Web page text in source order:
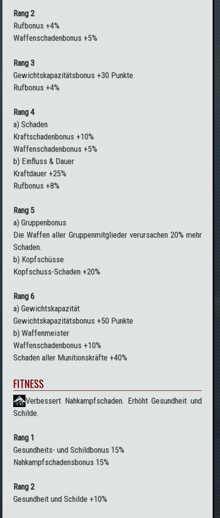
Rang 2
Rufbonus +4%
Waffenschadenbonus +5%
Rang 3
Gewichtskapazitätsbonus +30 Punkte.
Rufbonus +4%
Rang 4
a) Schaden
Kraftschadenbonus +10%
Waffenschadenbonus +5%
b) Einfluss & Dauer
Kraftdauer +25%
Rufbonus +8%
Rang 5
a) Gruppenbonus
Die Waffen aller Gruppenmitglieder verursachen 20% mehr
Schaden.
b) Kopfschüsse
Kopfschuss-Schaden +20%
Rang 6
a) Gewichtskapazität
Gewichtskapazitätsbonus +50 Punkte
b) Waffenmeister
Waffenschadenbonus +10%
Schaden aller Munitionskräfte +40%
FITNESS
Verbessert Nahkampfschaden. Erhöht Gesundheit und
Schilde.
Rang 1
Gesundheits- und Schildbonus 15%
Nahkampfschadensbonus 15%
Rang 2
Gesundheit und Schilde +10%